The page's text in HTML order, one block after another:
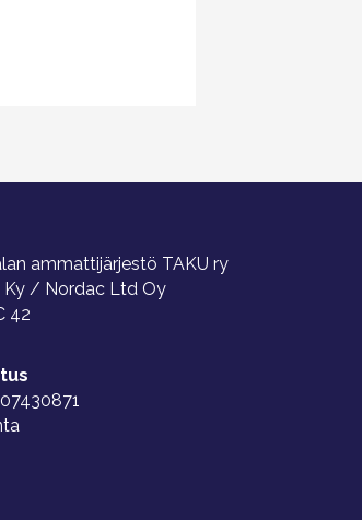
ammattijärjestö TAKU ry
Ky / Nordac Ltd Oy
42